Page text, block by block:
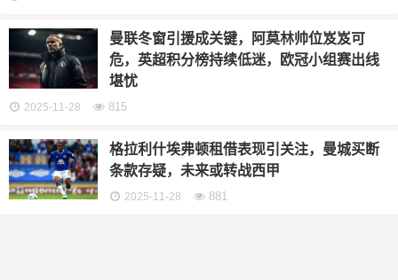
曼联冬窗引援成关键，阿莫林帅位岌岌可
危，英超积分榜持续低迷，欧冠小组赛出线
堪忧
2025-11-28 815
格拉利什埃弗顿租借表现引关注，曼城买断
条款存疑，未来或转战西甲
2025-11-28 881